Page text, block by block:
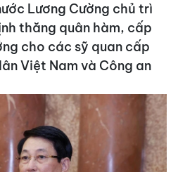
Lương Cường chủ trì
thăng quân hàm, cấp
cho các sỹ quan cấp
Việt Nam và Công an